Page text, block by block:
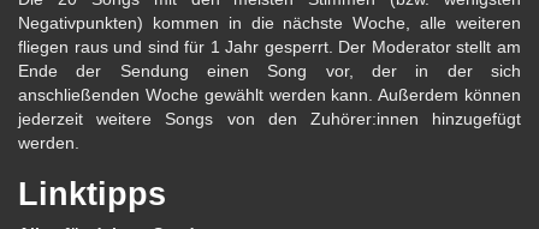
Negativpunkten) kommen in die nächste Woche, alle weiteren
fliegen raus und sind für 1 Jahr gesperrt. Der Moderator stellt am
Ende der Sendung einen Song vor, der in der sich
anschließenden Woche gewählt werden kann. Außerdem können
jederzeit weitere Songs von den Zuhörer:innen hinzugefügt
werden.
Linktipps